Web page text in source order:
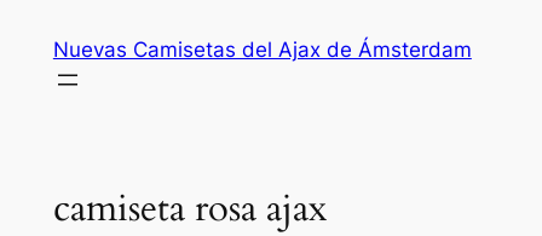
contenido
Nuevas Camisetas del Ajax de Ámsterdam
camiseta rosa ajax